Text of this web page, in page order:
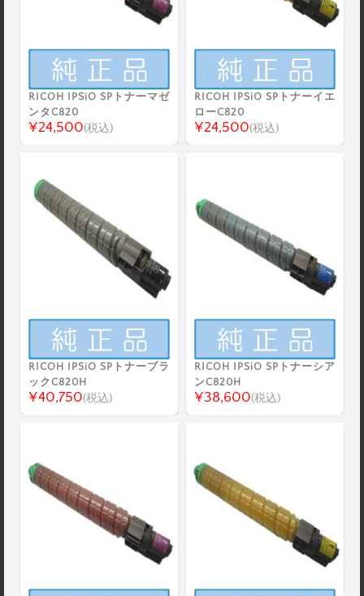
RICOH IPSiO SPトナーマゼ
ンタC820
¥24,500(税込)
RICOH IPSiO SPトナーイエ
ローC820
¥24,500(税込)
RICOH IPSiO SPトナーブラ
ックC820H
¥40,750(税込)
RICOH IPSiO SPトナーシア
ンC820H
¥38,600(税込)